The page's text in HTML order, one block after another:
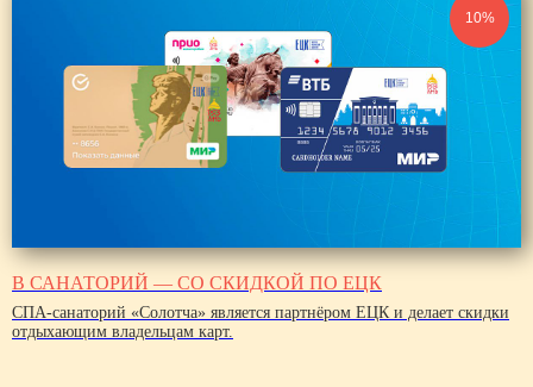
10%
В САНАТОРИЙ — СО СКИДКОЙ ПО ЕЦК
СПА-санаторий «Солотча» является партнёром ЕЦК и делает скидки
отдыхающим владельцам карт.